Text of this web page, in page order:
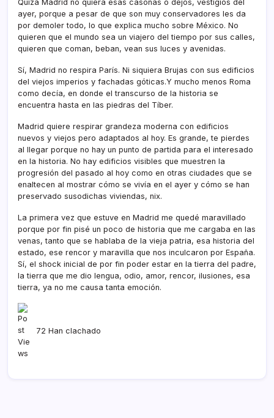
Quizá Madrid no quiera esas casonas o dejos, vestigios del
ayer, porque a pesar de que son muy conservadores les da
por demoler todo, lo que explica mucho sobre México. No
quieren que el mundo sea un viajero del tiempo por sus calles,
quieren que coman, beban, vean sus luces y avenidas.
Sí­, Madrid no respira Parí­s. Ni siquiera Brujas con sus edificios
del viejos imperios y fachadas góticas.Y mucho menos Roma
como decí­a, en donde el transcurso de la historia se
encuentra hasta en las piedras del Tí­ber.
Madrid quiere respirar grandeza moderna con edificios
nuevos y viejos pero adaptados al hoy. Es grande, te pierdes
al llegar porque no hay un punto de partida para el interesado
en la historia. No hay edificios visibles que muestren la
progresión del pasado al hoy como en otras ciudades que se
enaltecen al mostrar cómo se viví­a en el ayer y cómo se han
preservado susodichas viviendas, nix.
La primera vez que estuve en Madrid me quedé maravillado
porque por fin pisé un poco de historia que me cargaba en las
venas, tanto que se hablaba de la vieja patria, esa historia del
estado, ese rencor y maravilla que nos inculcaron por España.
Sí­, el shock inicial de por fin poder estar en la tierra del padre,
la tierra que me dio lengua, odio, amor, rencor, ilusiones, esa
tierra, ya no me causa tanta emoción.
72 Han clachado